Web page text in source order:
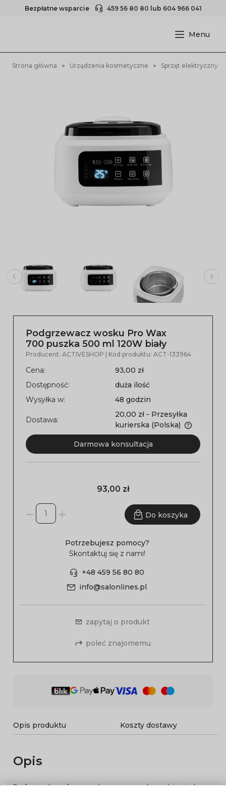
Bezpłatne wsparcie 459 56 80 80 lub 604 966 041
Strona główna Urządzenia kosmetyczne Sprzęt elektryczny
Podgrzewacz wosku Pro Wax
700 puszka 500 ml 120W biały
Producent: ACTIVESHOP | Kod produktu: ACT-133964
Cena:
93,00 zł
Dostępność:
duża ilość
Wysyłka w:
48 godzin
Dostawa:
20,00 zł - Przesyłka
kurierska (Polska)
Darmowa konsultacja
93,00 zł
Do koszyka
Potrzebujesz pomocy?
Skontaktuj się z nami!
+48 459 56 80 80
info@salonlines.pl
zapytaj o produkt
poleć znajomemu
Opis produktu Koszty dostawy
Opis
Profesjonalny cyfrowy podgrzewacz wosku nadaje się do